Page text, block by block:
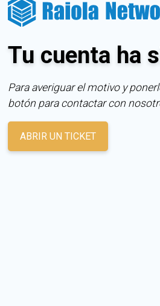
Tu cuenta ha
Para averiguar el motivo y
botón para contactar con
ABRIR UN TICKET